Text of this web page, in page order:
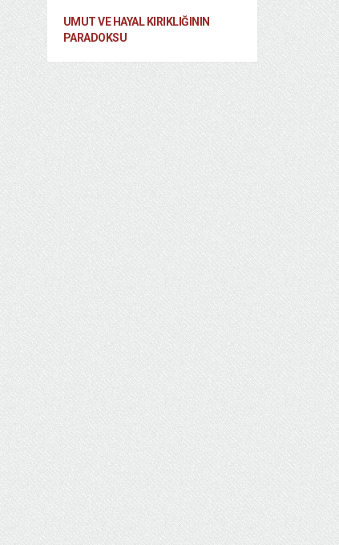
UMUT VE HAYAL KIRIKLIĞININ
PARADOKSU